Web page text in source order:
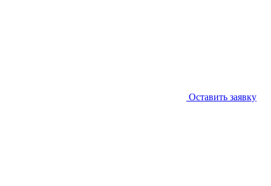
Оставить заявку